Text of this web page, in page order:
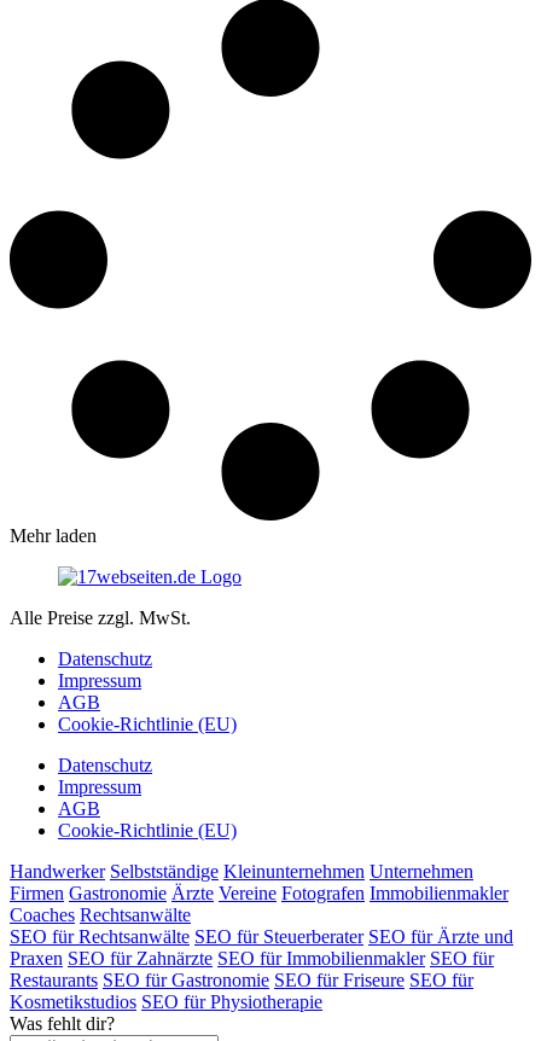
Mehr laden
Alle Preise zzgl. MwSt.
Datenschutz
Impressum
AGB
Cookie-Richtlinie (EU)
Datenschutz
Impressum
AGB
Cookie-Richtlinie (EU)
Handwerker Selbstständige Kleinunternehmen Unternehmen
Firmen Gastronomie Ärzte Vereine Fotografen Immobilienmakler
Coaches Rechtsanwälte
SEO für Rechtsanwälte SEO für Steuerberater SEO für Ärzte und
Praxen SEO für Zahnärzte SEO für Immobilienmakler SEO für
Restaurants SEO für Gastronomie SEO für Friseure SEO für
Kosmetikstudios SEO für Physiotherapie
Was fehlt dir?